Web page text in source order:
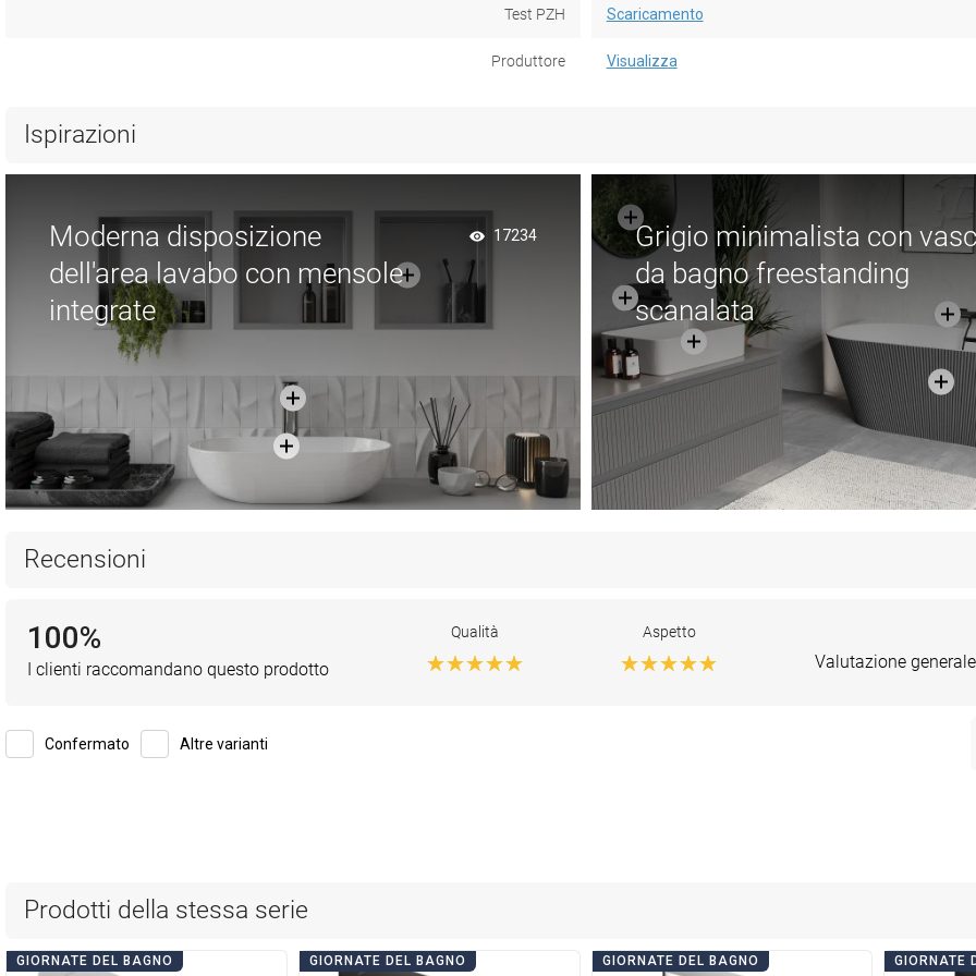
Test PZH Scaricamento
Produttore Visualizza
Ispirazioni
Moderna disposizione
dell'area lavabo con mensole
integrate
17234
Grigio minimalista con
da bagno freestanding
scanalata
Recensioni
100%
I clienti raccomandano questo prodotto
Qualità Aspetto
Valutazione
Confermato Altre varianti
Prodotti della stessa serie
GIORNATE DEL BAGNO GIORNATE DEL BAGNO GIORNATE DEL BAGNO GIORNATE